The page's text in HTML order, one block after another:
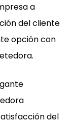
a
del cliente
opción con
del